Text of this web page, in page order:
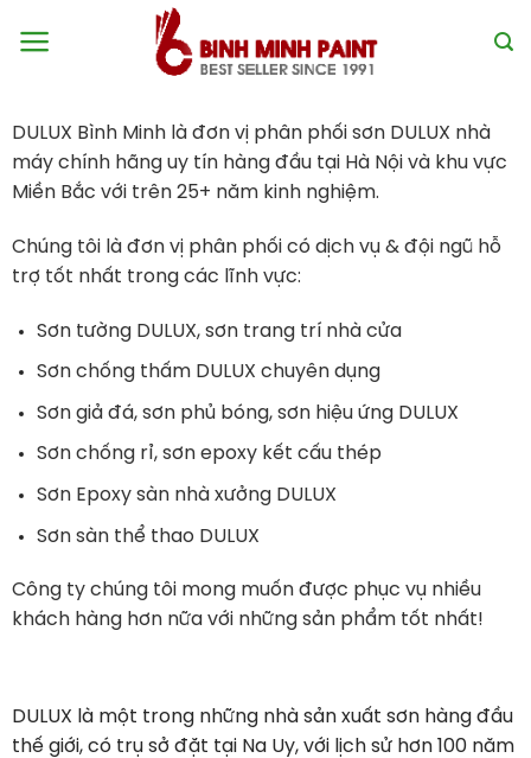
DULUX Bình Minh là đơn vị phân phối sơn DULUX nhà
máy chính hãng uy tín hàng đầu tại Hà Nội và khu vực
Miền Bắc với trên 25+ năm kinh nghiệm.
Chúng tôi là đơn vị phân phối có dịch vụ & đội ngũ hỗ
trợ tốt nhất trong các lĩnh vực:
Sơn tường DULUX, sơn trang trí nhà cửa
Sơn chống thấm DULUX chuyên dụng
Sơn giả đá, sơn phủ bóng, sơn hiệu ứng DULUX
Sơn chống rỉ, sơn epoxy kết cấu thép
Sơn Epoxy sàn nhà xưởng DULUX
Sơn sàn thể thao DULUX
Công ty chúng tôi mong muốn được phục vụ nhiều
khách hàng hơn nữa với những sản phẩm tốt nhất!
DULUX là một trong những nhà sản xuất sơn hàng đầu
thế giới, có trụ sở đặt tại Na Uy, với lịch sử hơn 100 năm